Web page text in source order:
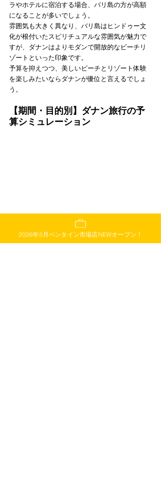
ラやホテルに宿泊する場合、バリ島の方が高額
になることが多いでしょう。
雰囲気も大きく異なり、バリ島はヒンドゥー文
化が根付いたスピリチュアルな雰囲気が魅力で
すが、ダナンはよりモダンで開放的なビーチリ
ゾートといった印象です。
予算を抑えつつ、美しいビーチとリゾート体験
を楽しみたいならダナンが優位と言えるでしょ
う。
【期間・目的別】ダナン旅行の予
算シミュレーション
出典: O-DAN
ダナン旅行の予算は、滞在期間や旅行の目的、
2026年5月ベンタイン市場店NEWオープン！